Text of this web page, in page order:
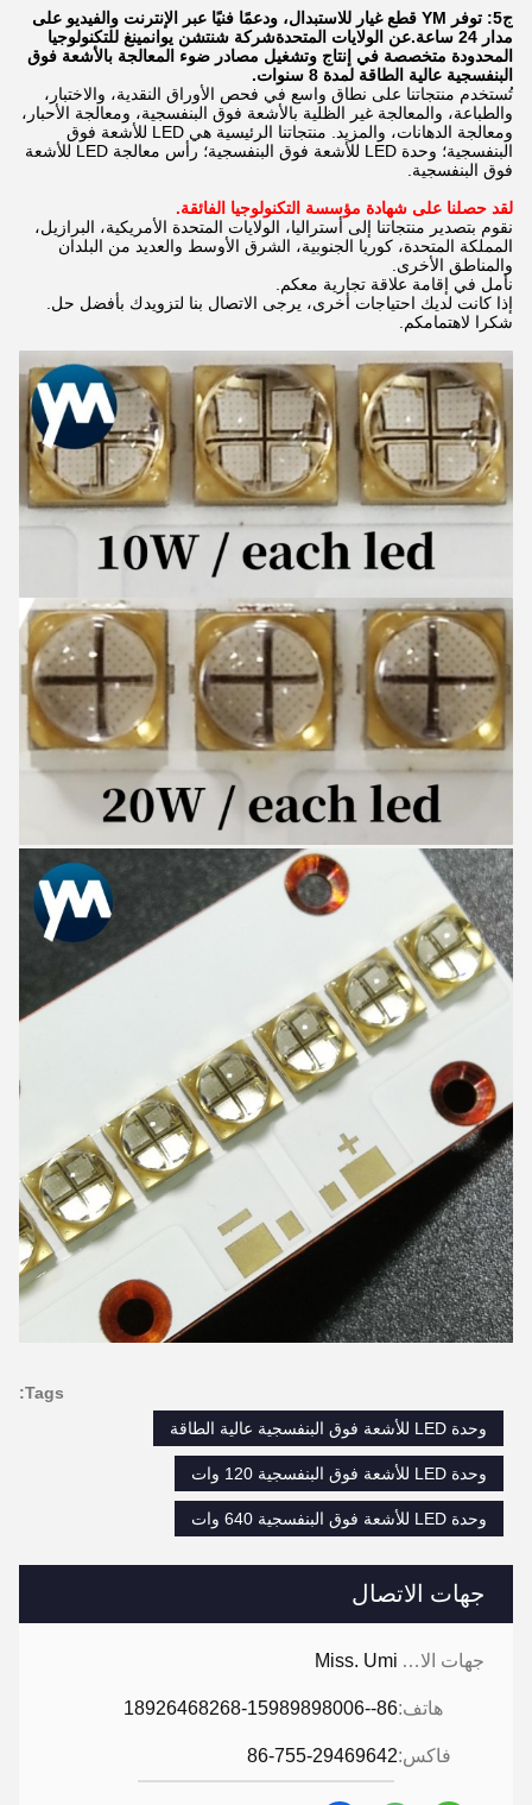
جهات الاتصال
جهات الاتصال: Miss. Umi
هاتف:86--18926468268-15989898006
فاكس:86-755-29469642
ج5: توفر YM قطع غيار للاستبدال، ودعمًا فنيًا عبر الإنترنت والفيديو على
مدار 24 ساعة.
عن الولايات المتحدةشركة شنتشن يوانمينغ للتكنولوجيا
المحدودة متخصصة في إنتاج وتشغيل مصادر ضوء المعالجة بالأشعة فوق
البنفسجية عالية الطاقة لمدة 8 سنوات.
تُستخدم منتجاتنا على نطاق واسع في فحص الأوراق النقدية، والاختبار،
والطباعة، والمعالجة غير الظلية بالأشعة فوق البنفسجية، ومعالجة الأحبار،
ومعالجة الدهانات، والمزيد. منتجاتنا الرئيسية هي LED للأشعة فوق
البنفسجية؛ وحدة LED للأشعة فوق البنفسجية؛ رأس معالجة LED للأشعة
فوق البنفسجية.
لقد حصلنا على شهادة مؤسسة التكنولوجيا الفائقة.
نقوم بتصدير منتجاتنا إلى أستراليا، الولايات المتحدة الأمريكية، البرازيل،
المملكة المتحدة، كوريا الجنوبية، الشرق الأوسط والعديد من البلدان
والمناطق الأخرى.
نأمل في إقامة علاقة تجارية معكم.
إذا كانت لديك احتياجات أخرى، يرجى الاتصال بنا لتزويدك بأفضل حل.
شكرا لاهتمامكم.
Tags:
وحدة LED للأشعة فوق البنفسجية عالية الطاقة
وحدة LED للأشعة فوق البنفسجية 120 وات
وحدة LED للأشعة فوق البنفسجية 640 وات